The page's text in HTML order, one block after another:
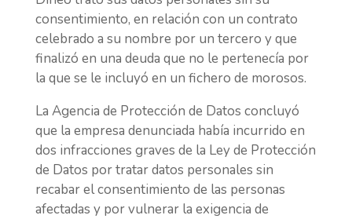
consentimiento, en relación con un contrato
celebrado a su nombre por un tercero y que
finalizó en una deuda que no le pertenecía por
la que se le incluyó en un fichero de morosos.
La Agencia de Protección de Datos concluyó
que la empresa denunciada había incurrido en
dos infracciones graves de la Ley de Protección
de Datos por tratar datos personales sin
recabar el consentimiento de las personas
afectadas y por vulnerar la exigencia de